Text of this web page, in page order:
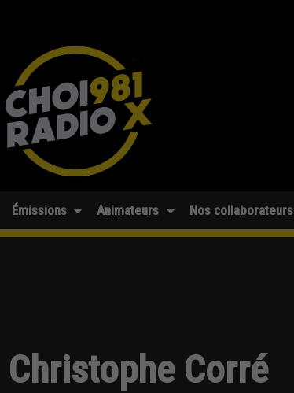
Émissions Animateurs Nos collaborateurs
Christophe Corré